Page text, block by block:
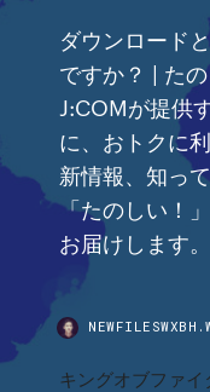
ダウンロード
ですか？ | た
J:COMが提供
に、おトクに
新情報、知っ
「たのしい！
お届けします。
キングオブファ